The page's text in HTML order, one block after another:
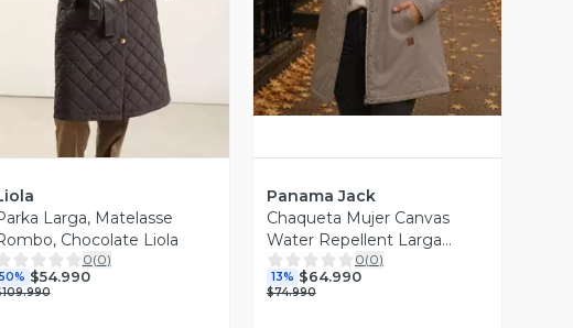
Larga, Matelasse
Chocolate Liola
0(0)
50% $54.990
Panama Jack
Chaqueta Mujer Canvas
Water Repellent Larga
Panama Jack - L986
0(0)
13% $64.990
$74.990